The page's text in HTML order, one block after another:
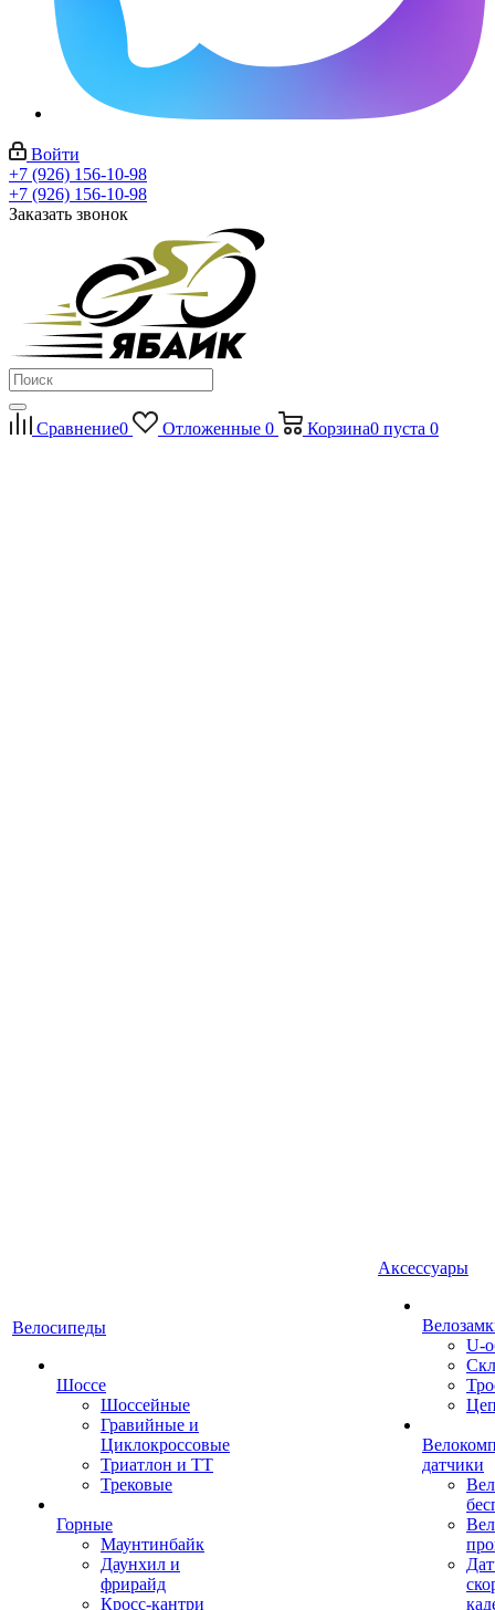
Войти
+7 (926) 156-10-98
+7 (926) 156-10-98
Заказать звонок
Сравнение0 Отложенные 0 Корзина0 пуста 0
Велосипеды
Шоссе
Шоссейные
Гравийные и
Циклокроссовые
Триатлон и ТТ
Трековые
Горные
Маунтинбайк
Даунхил и
фрирайд
Кросс-кантри
Аксессуары
U-
датчики